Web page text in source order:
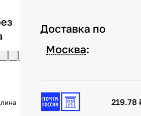
Доставка по
Москва:
219.78